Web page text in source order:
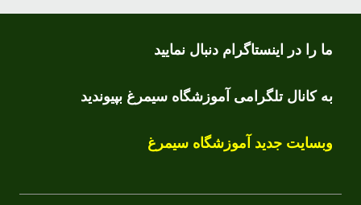
ما را در اینستاگرام دنبال نمایید
به کانال تلگرامی آموزشگاه سیمرغ بپیوندید
وبسایت جدید آموزشگاه سیمرغ